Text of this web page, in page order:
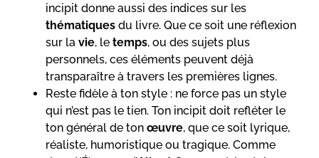
incipit donne aussi des indices sur les
thématiques du livre. Que ce soit une réflexion
sur la vie, le temps, ou des sujets plus
personnels, ces éléments peuvent déjà
transparaître à travers les premières lignes.
Reste fidèle à ton style : ne force pas un style
qui n’est pas le tien. Ton incipit doit refléter le
ton général de ton œuvre, que ce soit lyrique,
réaliste, humoristique ou tragique. Comme